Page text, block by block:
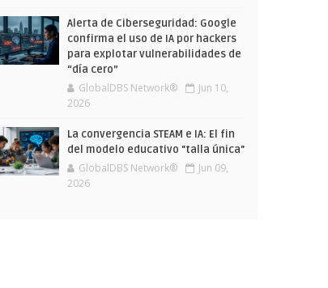
Alerta de Ciberseguridad: Google
confirma el uso de IA por hackers
para explotar vulnerabilidades de
“día cero”
GlobalDBS Network®
Jun 10,
2026
La convergencia STEAM e IA: El fin
del modelo educativo "talla única"
GlobalDBS Network®
Jun 09,
2026